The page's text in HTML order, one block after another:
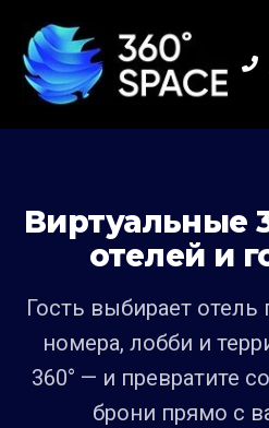
Виртуальные
отелей и
Гость выбирает
номера, лобби и
360° — и превратите
брони прямо с